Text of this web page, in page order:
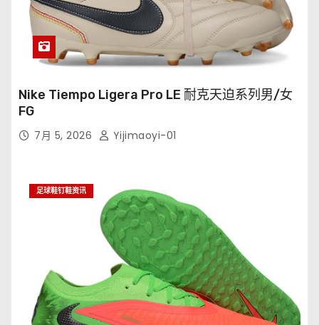
Nike Tiempo Ligera Pro LE 耐克天迫系列男/女
FG
7月 5, 2026 Yijimaoyi-01
足球鞋钉鞋资讯